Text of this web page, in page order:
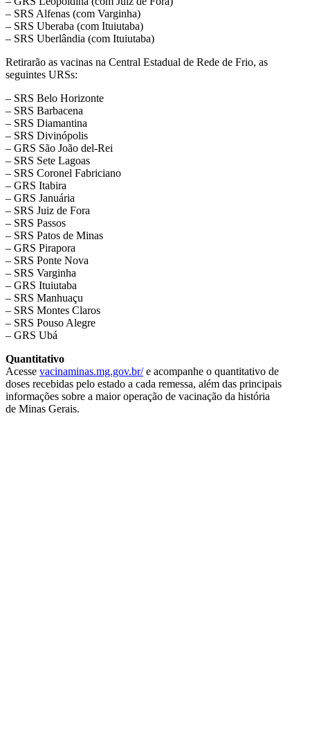
– SRS Alfenas (com Varginha)
– SRS Uberaba (com Ituiutaba)
– SRS Uberlândia (com Ituiutaba)
Retirarão as vacinas na Central Estadual de Rede de Frio, as
seguintes URSs:
– SRS Belo Horizonte
– SRS Barbacena
– SRS Diamantina
– SRS Divinópolis
– GRS São João del-Rei
– SRS Sete Lagoas
– SRS Coronel Fabriciano
– GRS Itabira
– GRS Januária
– SRS Juiz de Fora
– SRS Passos
– SRS Patos de Minas
– GRS Pirapora
– SRS Ponte Nova
– SRS Varginha
– GRS Ituiutaba
– SRS Manhuaçu
– SRS Montes Claros
– SRS Pouso Alegre
– GRS Ubá
Quantitativo
Acesse vacinaminas.mg.gov.br/e acompanhe o quantitativo de
doses recebidas pelo estado a cada remessa, além das principais
informações sobre a maior operação de vacinação da história
de Minas Gerais.